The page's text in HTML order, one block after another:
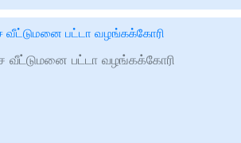
பட்டா வழங்கக்கோரி
வீட்டுமனை பட்டா வழங்கக்கோரி